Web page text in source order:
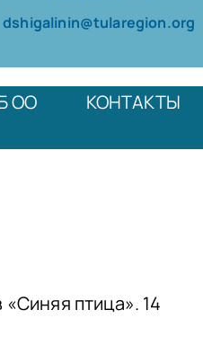
dshigalinin@tularegion.org
ОО
КОНТАКТЫ
птица». 14